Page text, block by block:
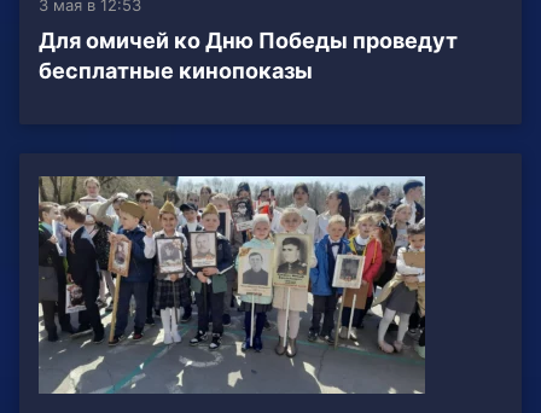
3 мая в 12:53
Для омичей ко Дню Победы проведут
бесплатные кинопоказы